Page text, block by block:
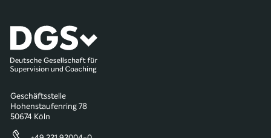
Geschäftsstelle
Hohenstaufenring 78
50674 Köln